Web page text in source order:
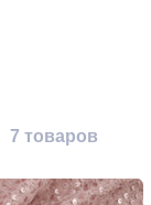
7 товаров